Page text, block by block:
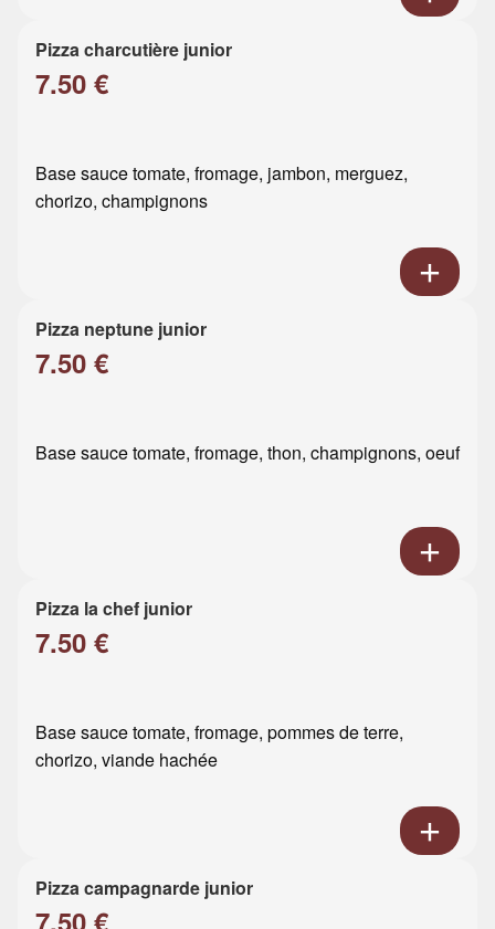
Pizza charcutière junior
7.50 €
Base sauce tomate, fromage, jambon, merguez,
chorizo, champignons
Pizza neptune junior
7.50 €
Base sauce tomate, fromage, thon, champignons, oeuf
Pizza la chef junior
7.50 €
Base sauce tomate, fromage, pommes de terre,
chorizo, viande hachée
Pizza campagnarde junior
7.50 €